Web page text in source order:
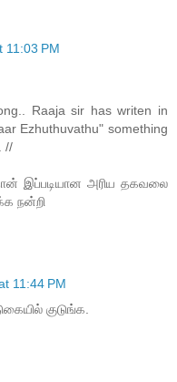
11:03 PM
Raaja sir has writen in
Ezhuthuvathu" something
//
இப்படியான அரிய தகவலை
நன்றி
11:44 PM
குடுங்க.